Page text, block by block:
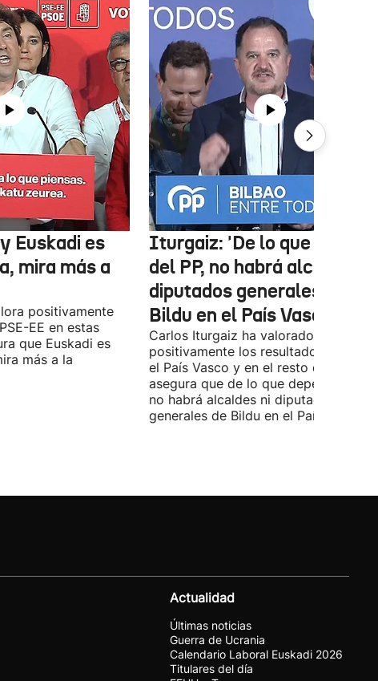
Euskadi es
mira más a
positivamente
EE en estas
que Euskadi es
más a la
Iturgaiz: 'De lo que
del PP, no habrá alcaldes ni
diputados generales de
Bildu en el País Vasco'
Carlos Iturgaiz ha valorado
positivamente los resultados del PP
el País Vasco y en el resto de
asegura que de lo que dependa del
no habrá alcaldes ni diputados
generales de Bildu en el País Vasco.
Actualidad
Últimas noticias
Guerra de Ucrania
Calendario Laboral Euskadi 2026
Titulares del día